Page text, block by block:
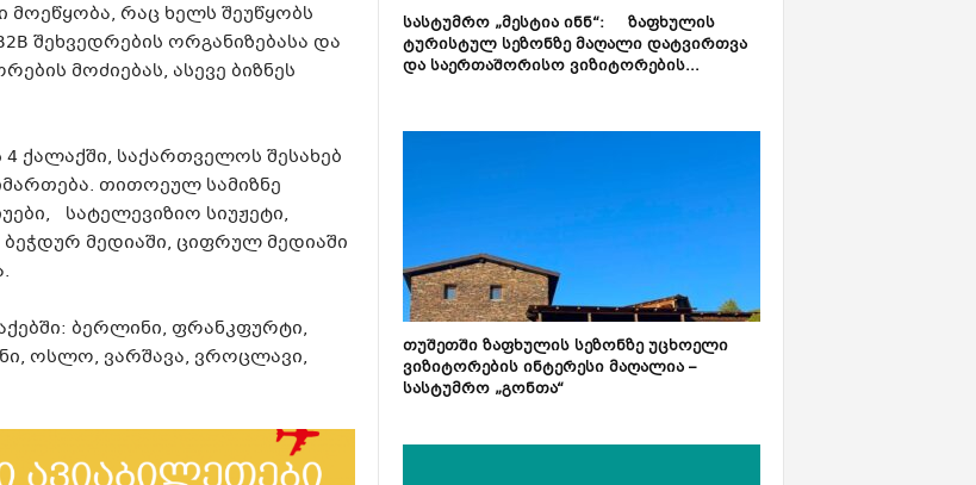
რაც ხელს შეუწყობს
შეხვედრების ორგანიზებასა და
მოძიებას, ასევე ბიზნეს
ქალაქში, საქართველოს შესახებ
თითოეულ სამიზნე
სატელევიზიო სიუჟეტი,
მედიაში, ციფრულ მედიაში
ბერლინი, ფრანკფურტი,
ოსლო, ვარშავა, ვროცლავი,
სასტუმრო „მესტია ინნ“: ზაფხულის
ტურისტულ სეზონზე მაღალი დატვირთვა
და საერთაშორისო ვიზიტორების...
თუშეთში ზაფხულის სეზონზე უცხოელი
ვიზიტორების ინტერესი მაღალია –
სასტუმრო „გონთა“